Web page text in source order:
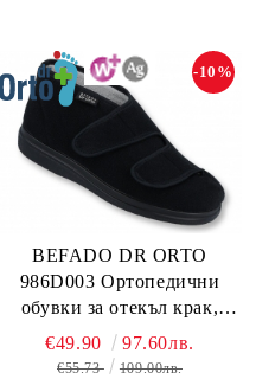
BEFADO DR ORTO
986D003 Ортопедични
обувки за отекъл крак,
Черни
-10%
€49.90 97.60лв.
€55.73 109.00лв.